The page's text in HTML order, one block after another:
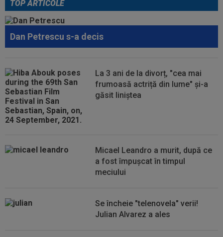
00:43 EXCLUSIV
Lovitură de proporții: Ioan Varga,
gata să renunțe la CFR și să preia alt club...
00:41 EXCLUSIV
Gigi Becali: ”Hai să-ți spun ce face
00:34 EXCLUSIV
Dorit iar de Varga la CFR Cluj, Edi
Iordănescu a luat decizia!
00:22 EXCLUSIV
Gică Craioveanu a dat declarația
serii, după KuPS - Craiova: ”Știi cine mă...
TOP ARTICOLE
Dan Petrescu s-a decis
La 3 ani de la divorț, "cea mai
frumoasă actriță din lume" și-a
găsit liniștea
Micael Leandro a murit, după ce
a fost împușcat în timpul
meciului
Se încheie "telenovela" verii!
Julian Alvarez a ales